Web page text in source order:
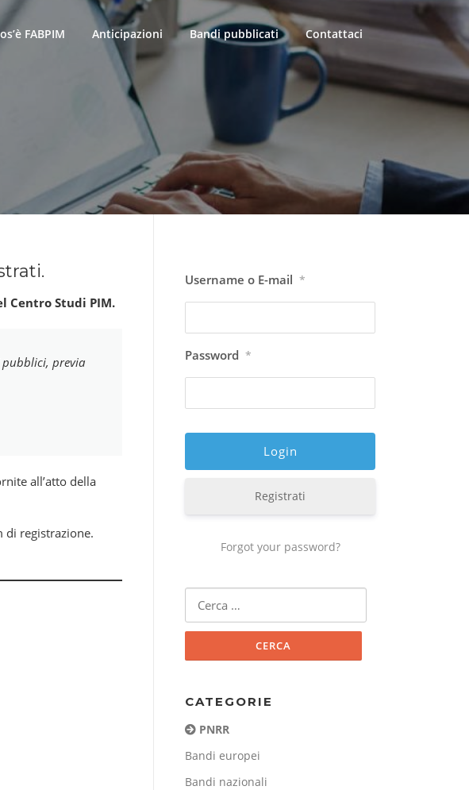
FABPIM Anticipazioni Bandi pubblicati Contattaci
Centro Studi PIM.
pubblici, previa
all’atto della
di registrazione.
Username o E-mail *
Password *
Registrati
Forgot your password?
CATEGORIE
PNRR
Bandi europei
Bandi nazionali